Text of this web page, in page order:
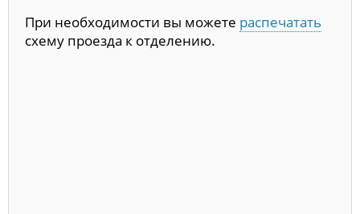
При необходимости вы можете распечатать
схему проезда к отделению.